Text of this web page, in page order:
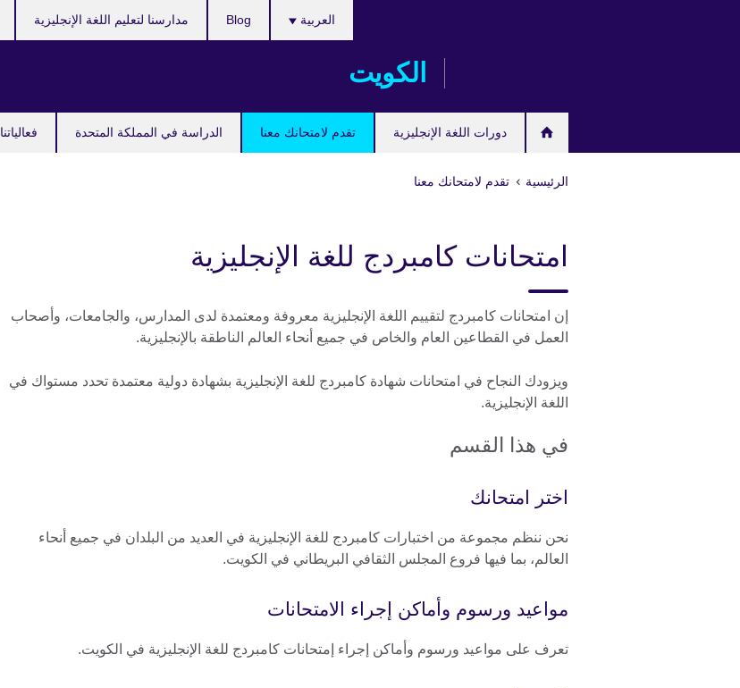
الكويت
دورات اللغة الإنجليزية تقدم لامتحانك معنا الدراسة في المملكة المتحدة فعالياتنا
العربية Blog مدارسنا لتعليم اللغة الإنجليزية
الرئيسية تقدم لامتحانك معنا
امتحانات كامبردج للغة الإنجليزية
إن امتحانات كامبردج لتقييم اللغة الإنجليزية معروفة ومعتمدة لدى المدارس، والجامعات، وأصحاب
العمل في القطاعين العام والخاص في جميع أنحاء العالم الناطقة بالإنجليزية.
ويزودك النجاح في امتحانات شهادة كامبردج للغة الإنجليزية بشهادة دولية معتمدة تحدد مستواك في
اللغة الإنجليزية.
في هذا القسم
اختر امتحانك
نحن ننظم مجموعة من اختبارات كامبردج للغة الإنجليزية في العديد من البلدان في جميع أنحاء
العالم، بما فيها فروع المجلس الثقافي البريطاني في الكويت.
مواعيد ورسوم وأماكن إجراء الامتحانات
تعرف على مواعيد ورسوم وأماكن إجراء إمتحانات كامبردج للغة الإنجليزية في الكويت.